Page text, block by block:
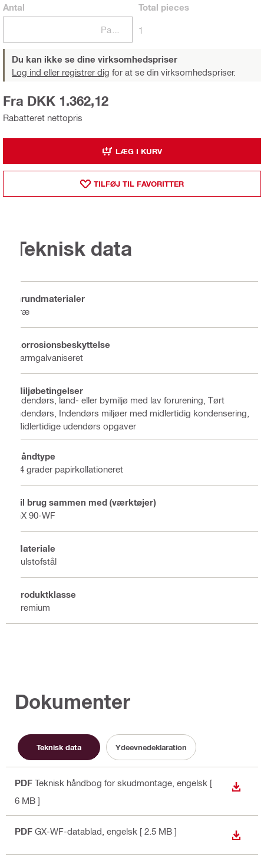
Antal Total pieces
1
Du kan ikke se dine virksomhedspriser
Log ind eller registrer dig for at se din virksomhedspriser.
Rabatteret nettopris
Fra DKK 1.362,12
LÆG I KURV
TILFØJ TIL FAVORITTER
Teknisk data
Grundmaterialer
Træ
Korrosionsbeskyttelse
Varmgalvaniseret
Miljøbetingelser
Udendørs, land- eller bymiljø med lav forurening, Tørt
indendørs, Indendørs miljøer med midlertidig kondensering,
Midlertidige udendørs opgaver
Båndtype
34 grader papirkollationeret
Til brug sammen med (værktøjer)
GX 90-WF
Materiale
Kulstofstål
Produktklasse
Premium
Dokumenter
Teknisk data Ydeevnedeklaration
PDF Teknisk håndbog for skudmontage , engelsk [
6 MB ]
PDF GX-WF-datablad , engelsk [ 2.5 MB ]